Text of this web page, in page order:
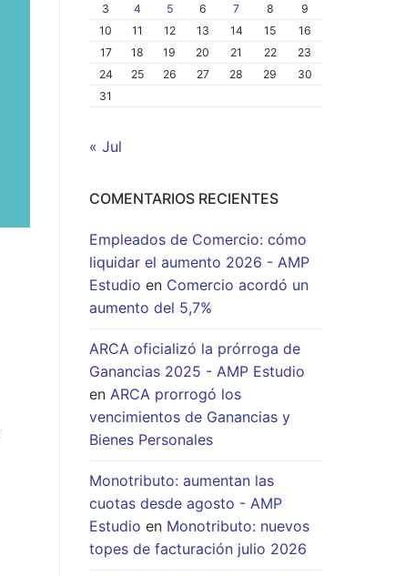
3
4 5 6 7 8
9
10
11 12 13 14 15
16
17
18 19 20 21 22
23
24
25 26 27 28 29
30
31
« Jul
COMENTARIOS RECIENTES
Empleados de Comercio: cómo
liquidar el aumento 2026 - AMP
Estudio en Comercio acordó un
aumento del 5,7%
ARCA oficializó la prórroga de
Ganancias 2025 - AMP Estudio
en ARCA prorrogó los
vencimientos de Ganancias y
Bienes Personales
Monotributo: aumentan las
cuotas desde agosto - AMP
Estudio en Monotributo: nuevos
topes de facturación julio 2026